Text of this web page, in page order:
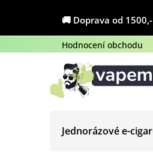
obsah
🚚 Doprava od
Hodnocení obchodu
Jednorázové e-